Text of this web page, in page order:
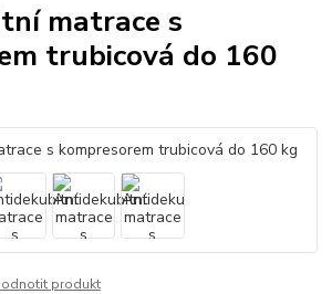
matrace s
trubicová do 160
produkt